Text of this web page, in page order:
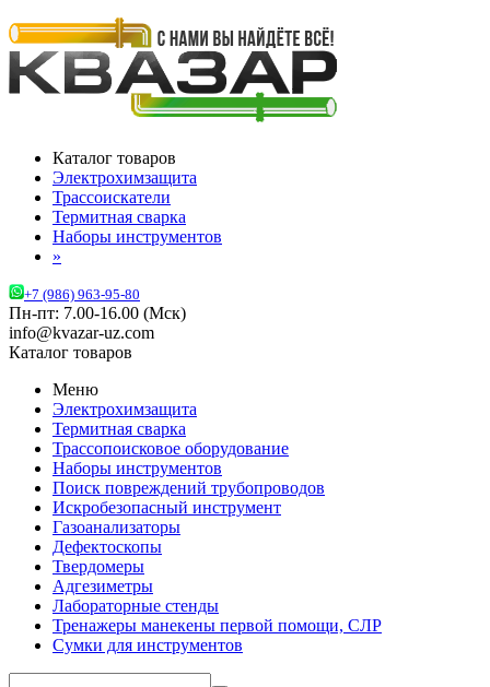
Каталог товаров
Электрохимзащита
Трассоискатели
Термитная сварка
Наборы инструментов
»
+7 (986) 963-95-80
Пн-пт: 7.00-16.00 (Мск)
info@kvazar-uz.com
Каталог товаров
Меню
Электрохимзащита
Термитная сварка
Трассопоисковое оборудование
Наборы инструментов
Поиск повреждений трубопроводов
Искробезопасный инструмент
Газоанализаторы
Дефектоскопы
Твердомеры
Адгезиметры
Лабораторные стенды
Тренажеры манекены первой помощи, СЛР
Сумки для инструментов